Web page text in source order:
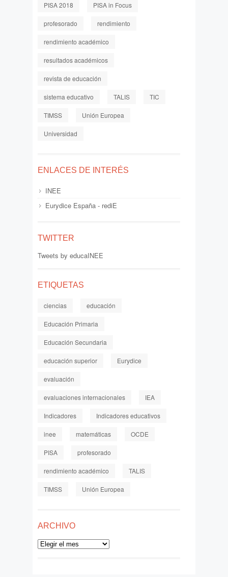
PISA 2018 PISA in Focus
profesorado rendimiento
rendimiento académico
resultados académicos
revista de educación
sistema educativo TALIS TIC
TIMSS Unión Europea
Universidad
ENLACES DE INTERÉS
INEE
Eurydice España - rediE
TWITTER
Tweets by educaINEE
ETIQUETAS
ciencias educación
Educación Primaria
Educación Secundaria
educación superior Eurydice
evaluación
evaluaciones internacionales IEA
Indicadores Indicadores educativos
inee matemáticas OCDE
PISA profesorado
rendimiento académico TALIS
TIMSS Unión Europea
ARCHIVO
Archivo